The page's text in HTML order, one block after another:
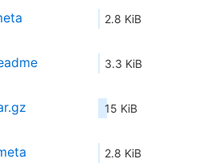
2.8 KiB
3.3 KiB
15 KiB
2.8 KiB